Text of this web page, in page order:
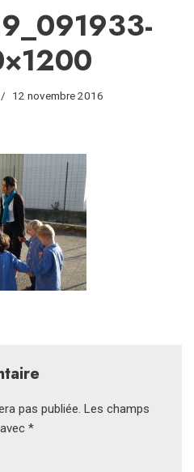
12 novembre 2016
pas publiée. Les champs
*